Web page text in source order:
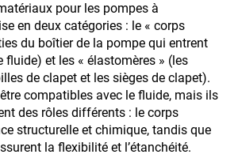
pour les pompes à
en deux catégories : le « corps
du boîtier de la pompe qui entrent
fluide) et les « élastomères » (les
de clapet et les sièges de clapet).
compatibles avec le fluide, mais ils
des rôles différents : le corps
structurelle et chimique, tandis que
la flexibilité et l’étanchéité.